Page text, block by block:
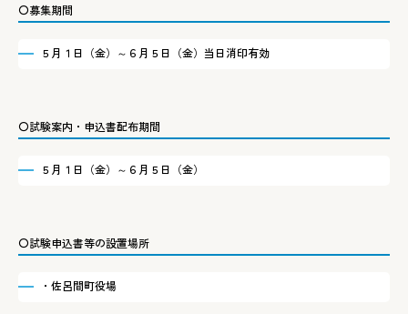
〇募集期間
５月１日（金）～６月５日（金）当日消印有効
〇試験案内・申込書配布期間
５月１日（金）～６月５日（金）
〇試験申込書等の設置場所
・佐呂間町役場